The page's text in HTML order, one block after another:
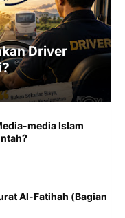
Driver
media Islam
Al-Fatihah (Bagian